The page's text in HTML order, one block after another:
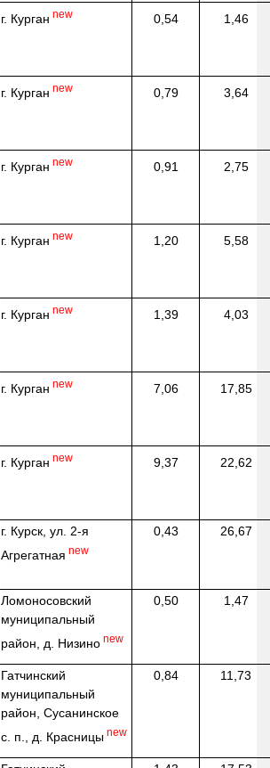
г. Курган new 0,54 1,46
г. Курган new 0,79 3,64
г. Курган new 0,91 2,75
г. Курган new 1,20 5,58
г. Курган new 1,39 4,03
г. Курган new 7,06 17,85
г. Курган new 9,37 22,62
г. Курск, ул. 2-я
Агрегатная new
0,43 26,67
Ломоносовский
муниципальный
район, д. Низино new
0,50 1,47
Гатчинский
муниципальный
район, Сусанинское
с. п., д. Красницы new
0,84 11,73